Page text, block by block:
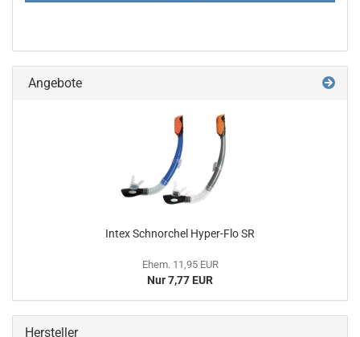
Angebote
Intex Schnor­chel Hyper-​Flo SR
Ehem. 11,95 EUR
Nur 7,77 EUR
Hersteller